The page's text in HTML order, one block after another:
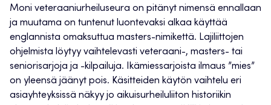
Moni veteraaniurheiluseura on pitänyt nimensä ennallaan
ja muutama on tuntenut luontevaksi alkaa käyttää
englannista omaksuttua masters-nimikettä. Lajiliittojen
ohjelmista löytyy vaihtelevasti veteraani-, masters- tai
seniorisarjoja ja -kilpailuja. Ikämiessarjoista ilmaus ”mies”
on yleensä jäänyt pois. Käsitteiden käytön vaihtelu eri
asiayhteyksissä näkyy jo aikuisurheiluliiton historiikin